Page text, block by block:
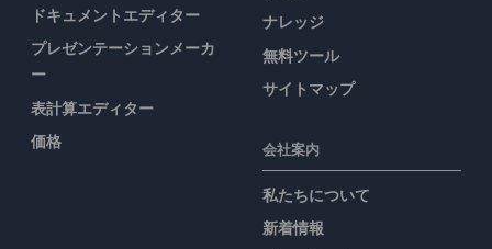
ドキュメントエディター
プレゼンテーションメーカ
ー
表計算エディター
価格
ナレッジ
無料ツール
サイトマップ
会社案内
私たちについて
新着情報